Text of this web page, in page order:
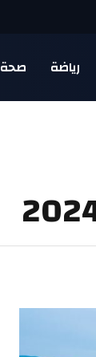
رياضة صحة